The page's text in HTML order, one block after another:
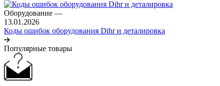
Оборудование —
13.01.2026
Коды ошибок оборудования Dihr и деталировка
Популярные товары